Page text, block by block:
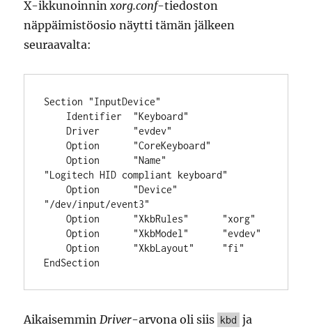
X-ikkunoinninxorg.conf-tiedoston
näppäimistöosio näytti tämän jälkeen
seuraavalta:
Section "InputDevice"
    Driver      "evdev"
    Option      "CoreKeyboard"
    Option      "Name"
"Logitech HID compliant keyboard"
    Option      "Device"
"/dev/input/event3"
    Option      "XkbRules"      "xorg"
    Option      "XkbModel"      "evdev"
    Option      "XkbLayout"     "fi"
AikaisemminDriver-arvona oli siis kbd ja